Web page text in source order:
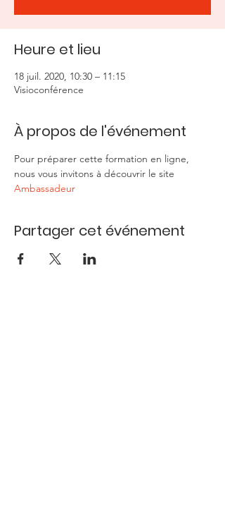
Heure et lieu
18 juil. 2020, 10:30 – 11:15
Visioconférence
À propos de l'événement
Pour préparer cette formation en ligne,
nous vous invitons à découvrir le site
Ambassadeur
Partager cet événement